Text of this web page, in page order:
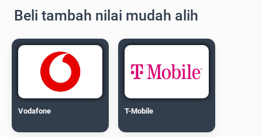
Beli tambah nilai mudah alih
Vodafone T-Mobile